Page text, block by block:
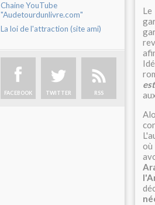
Chaine YouTube
"Audetourdunlivre.com"
La loi de l'attraction (site ami)
FACEBOOK TWITTER RSS
où